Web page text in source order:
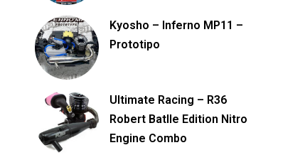
Kyosho – Inferno MP11 –
Prototipo
Ultimate Racing – R36
Robert Batlle Edition Nitro
Engine Combo